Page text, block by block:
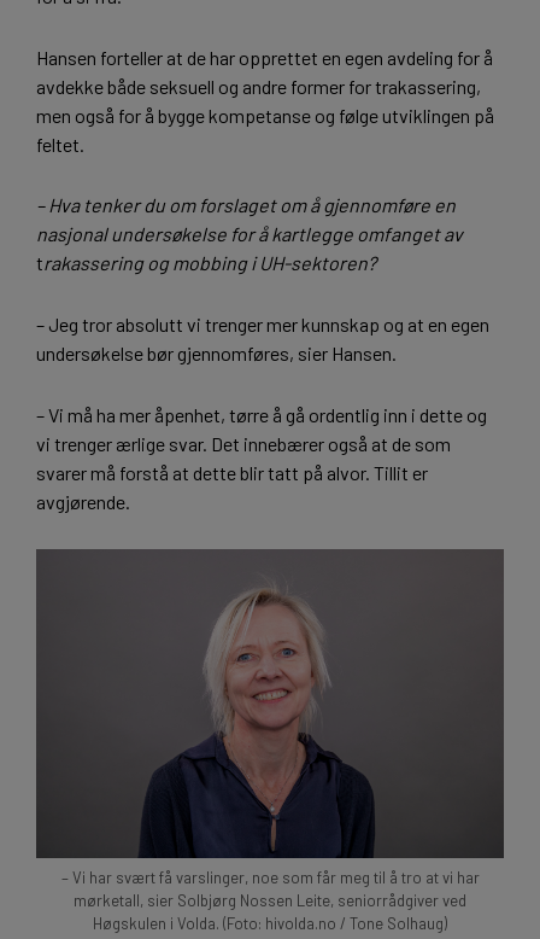
Hansen forteller at de har opprettet en egen avdeling for å
avdekke både seksuell og andre former for trakassering,
men også for å bygge kompetanse og følge utviklingen på
feltet.
– Hva tenker du om forslaget om å gjennomføre en
nasjonal undersøkelse for å kartlegge omfanget av
trakassering og mobbing i UH-sektoren?
– Jeg tror absolutt vi trenger mer kunnskap og at en egen
undersøkelse bør gjennomføres, sier Hansen.
– Vi må ha mer åpenhet, tørre å gå ordentlig inn i dette og
vi trenger ærlige svar. Det innebærer også at de som
svarer må forstå at dette blir tatt på alvor. Tillit er
avgjørende.
– Vi har svært få varslinger, noe som får meg til å tro at vi har
mørketall, sier Solbjørg Nossen Leite, seniorrådgiver ved
Høgskulen i Volda. (Foto: hivolda.no / Tone Solhaug)